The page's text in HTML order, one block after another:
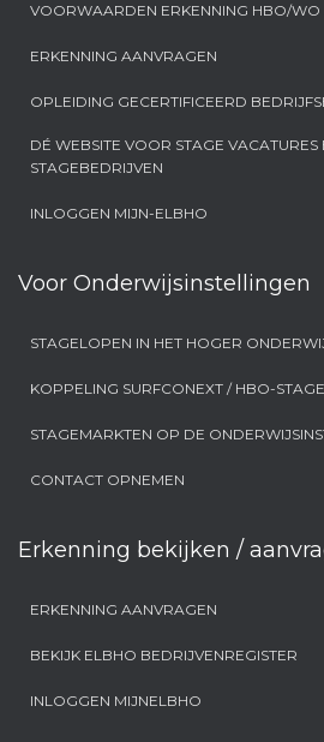
VOORWAARDEN ERKENNING HBO/WO
ERKENNING AANVRAGEN
OPLEIDING GECERTIFICEERD
DÉ WEBSITE VOOR STAGE VACATURES
STAGEBEDRIJVEN
INLOGGEN MIJN-ELBHO
Voor Onderwijsinstellingen
STAGELOPEN IN HET HOGER
KOPPELING SURFCONEXT / HBO-
STAGEMARKTEN OP DE
CONTACT OPNEMEN
Erkenning bekijken /
ERKENNING AANVRAGEN
BEKIJK ELBHO BEDRIJVENREGISTER
INLOGGEN MIJNELBHO